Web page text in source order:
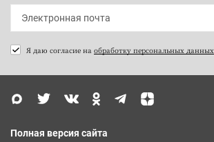
Я даю согласие на обработку персональных данных
Полная версия сайта